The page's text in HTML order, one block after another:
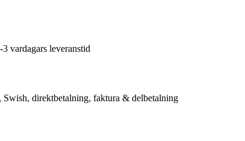
vardagars leveranstid
direktbetalning, faktura & delbetalning